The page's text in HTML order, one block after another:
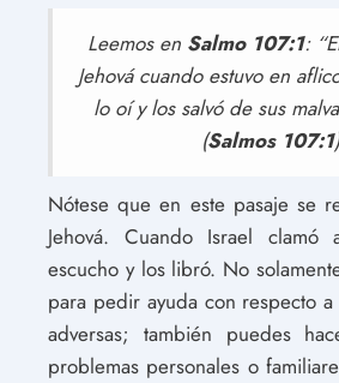
Leemos en Salmo 107:1:
Jehová cuando estuvo en
lo oí y los salvó de sus
(Salmos 107:1)
Nótese que en este pasaje se
Jehová. Cuando Israel clamó
escucho y los libró. No
para pedir ayuda con respecto a
adversas; también puedes
problemas personales o